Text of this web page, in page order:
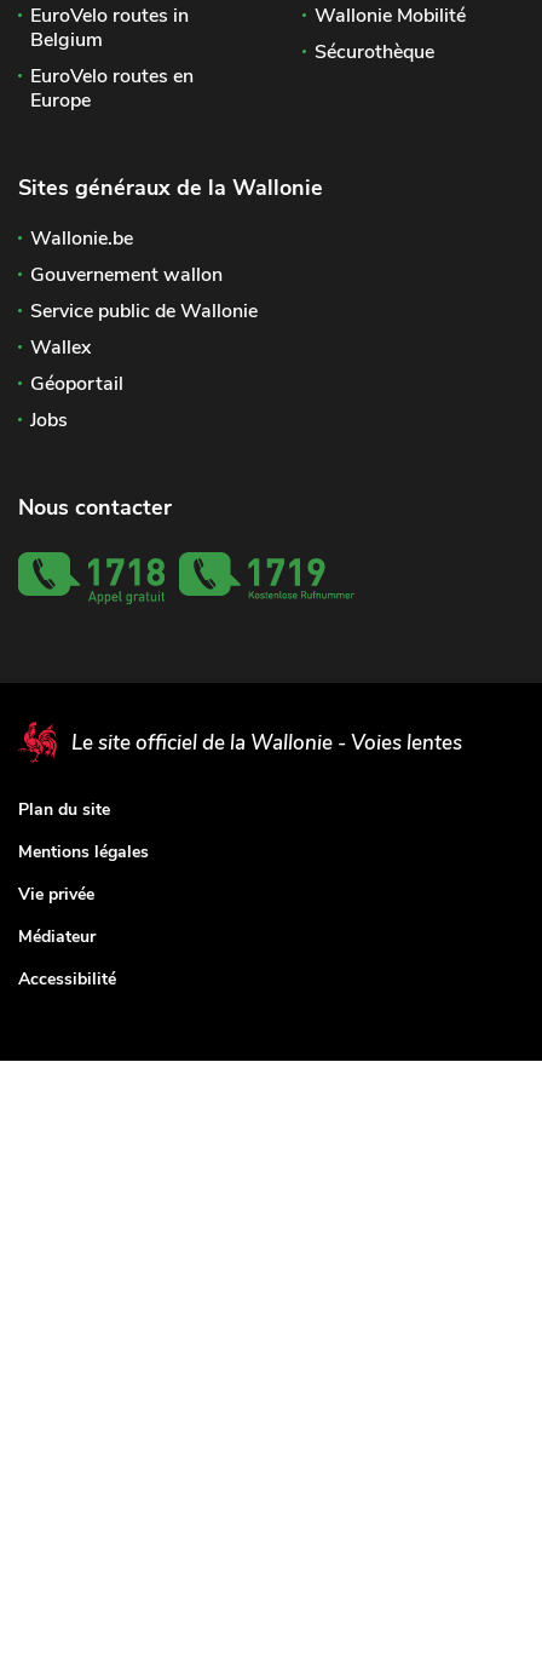
EuroVelo routes in
Belgium
EuroVelo routes en
Europe
Wallonie Mobilité
Sécurothèque
Sites généraux de la Wallonie
Wallonie.be
Gouvernement wallon
Service public de Wallonie
Wallex
Géoportail
Jobs
Nous contacter
Le site officiel de la Wallonie - Voies lentes
Plan du site
Mentions légales
Vie privée
Médiateur
Accessibilité